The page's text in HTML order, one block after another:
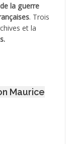
la guerre
. Trois
et la
.
Maurice